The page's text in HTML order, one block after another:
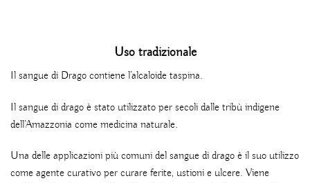
Uso tradizionale
Il sangue di Drago contiene l’alcaloide taspina.
Il sangue di drago è stato utilizzato per secoli dalle tribù indigene
dell’Amazzonia come medicina naturale.
Una delle applicazioni più comuni del sangue di drago è il suo utilizzo
come agente curativo per curare ferite, ustioni e ulcere. Viene